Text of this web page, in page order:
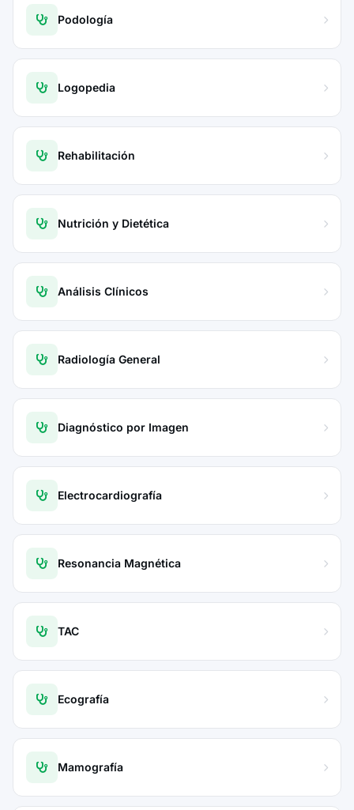
Podología
Logopedia
Rehabilitación
Nutrición y Dietética
Análisis Clínicos
Radiología General
Diagnóstico por Imagen
Electrocardiografía
Resonancia Magnética
TAC
Ecografía
Mamografía